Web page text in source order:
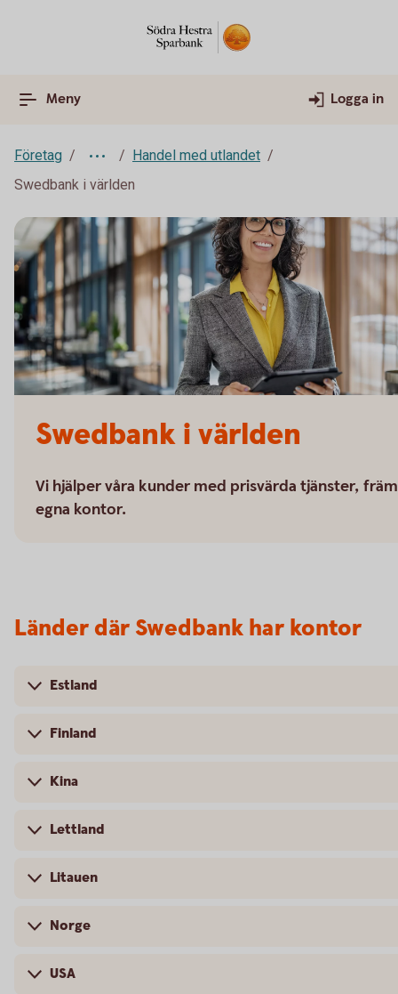
Meny Logga in
Företag
Handel med utlandet
Swedbank i världen
Swedbank i världen
Vi hjälper våra kunder med prisvärda tjänster,
egna kontor.
Länder där Swedbank har kontor
Estland
Finland
Kina
Lettland
Litauen
Norge
USA